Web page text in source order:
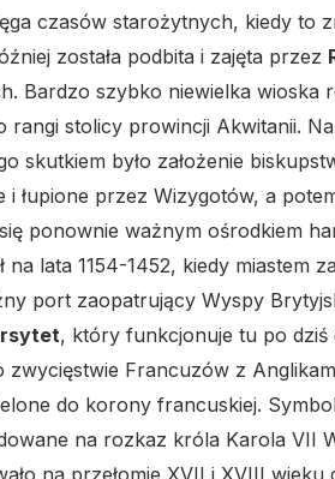
czasów starożytnych, kiedy to
została podbita i zajęta przez
Bardzo szybko niewielka wioska
rangi stolicy prowincji Akwitanii.
skutkiem było założenie
i łupione przez Wizygotów, a
ponownie ważnym ośrodkiem
lata 1154-1452, kiedy miastem
port zaopatrujący Wyspy
, który funkcjonuje tu po dziś
zwycięstwie Francuzów z
do korony francuskiej.
na rozkaz króla Karola VII
na przełomie XVII i XVIII wieku